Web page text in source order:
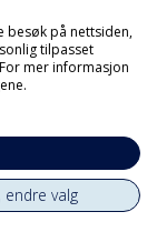
besøk på nettsiden,
tilpasset
mer informasjon
endre valg